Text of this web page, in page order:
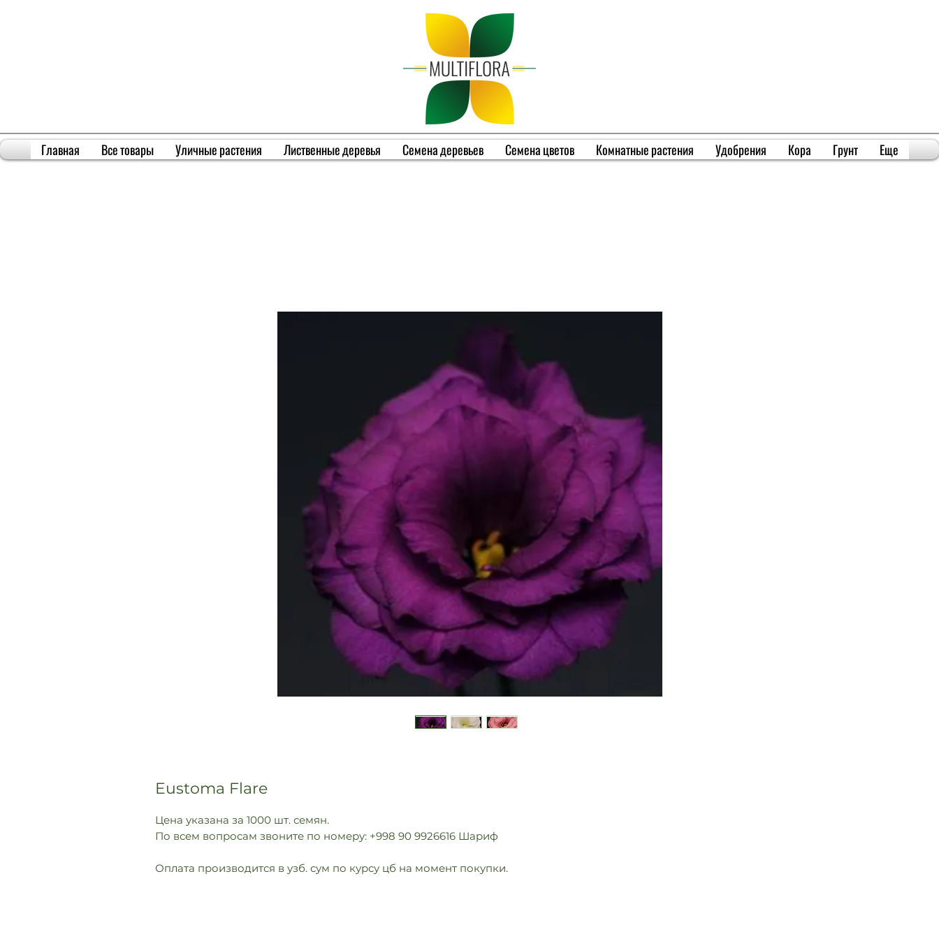
Главная Все товары Уличные растения Лиственные деревья Семена деревьев Семена цветов Комнатные растения Удобрения Кора Грунт Еще
Eustoma Flare
Цена указана за 1000 шт. семян.
По всем вопросам звоните по номеру: +998 90 9926616 Шариф
Оплата производится в узб. сум по курсу цб на момент покупки.